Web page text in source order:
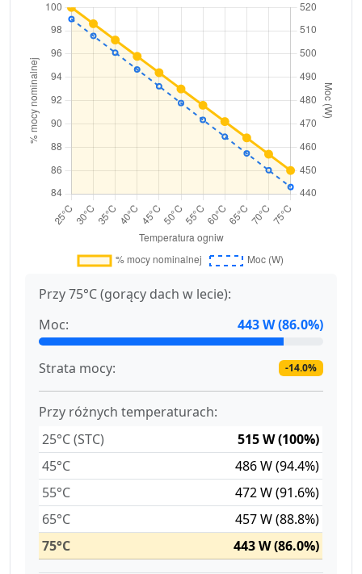
Przy 75°C (gorący dach w lecie):
Moc:
443 W (86.0%)
Strata mocy: -14.0%
Przy różnych temperaturach:
25°C (STC)
515 W (100%)
45°C
486 W (94.4%)
55°C
472 W (91.6%)
65°C
457 W (88.8%)
75°C
443 W (86.0%)